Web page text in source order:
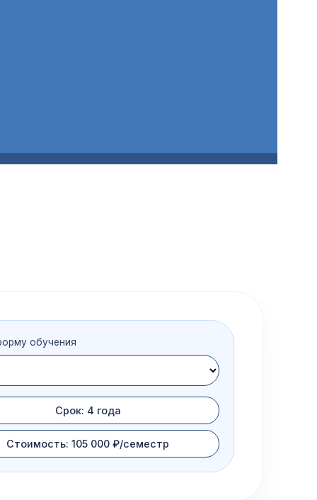
обучения
Срок: 4 года
Стоимость: 105 000 ₽/семестр